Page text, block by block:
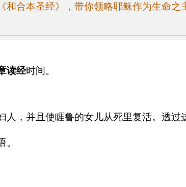
合本圣经》，带你领略耶稣作为生命之
读经时间。
，并且使睚鲁的女儿从死里复活。透